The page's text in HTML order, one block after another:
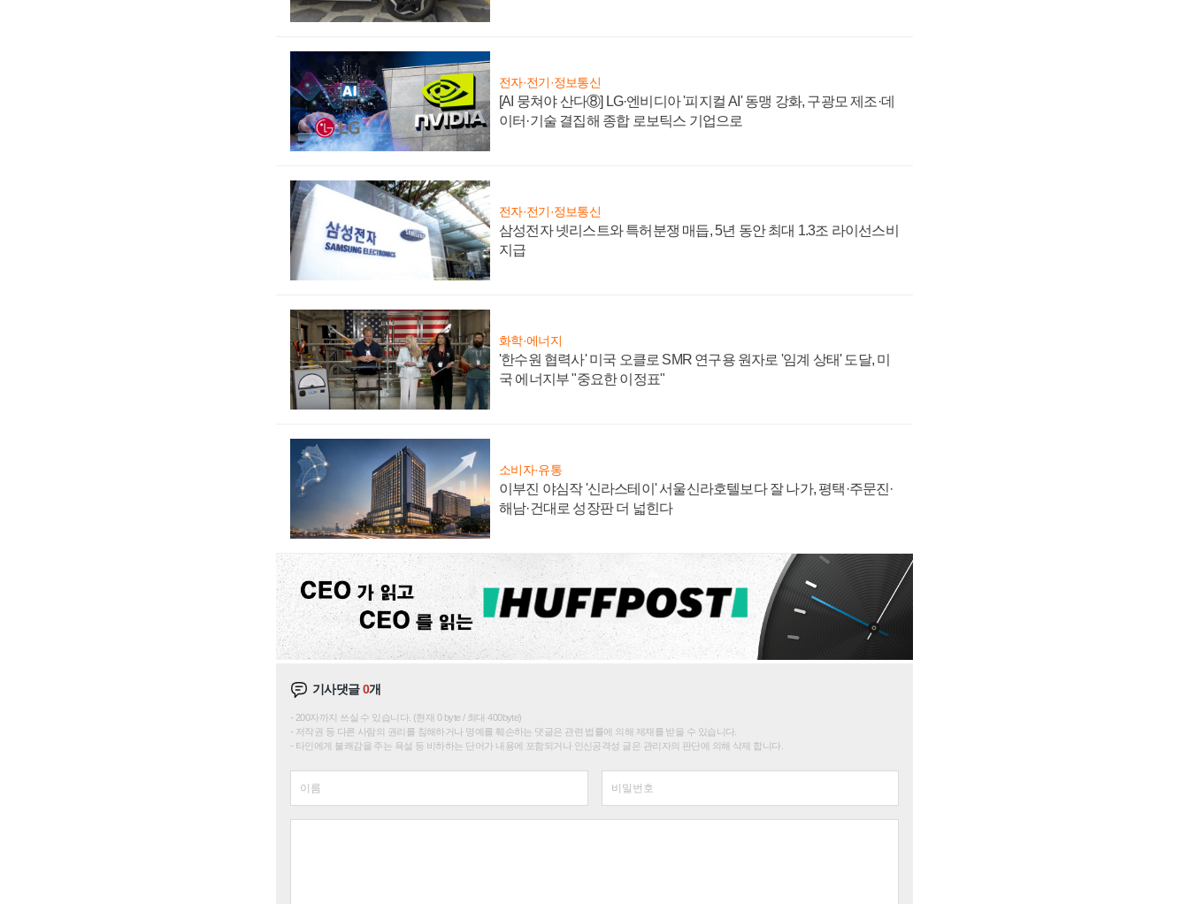
전자·전기·정보통신
[AI 뭉쳐야 산다⑧] LG·엔비디아 '피지컬 AI' 동맹 강화, 구광모 제조·데
이터·기술 결집해 종합 로보틱스 기업으로
전자·전기·정보통신
삼성전자 넷리스트와 특허분쟁 매듭, 5년 동안 최대 1.3조 라이선스비
지급
화학·에너지
'한수원 협력사' 미국 오클로 SMR 연구용 원자로 '임계 상태' 도달, 미
국 에너지부 "중요한 이정표"
소비자·유통
이부진 야심작 '신라스테이' 서울신라호텔보다 잘 나가, 평택·주문진·
해남·건대로 성장판 더 넓힌다
기사댓글0개
200자까지 쓰실 수 있습니다. (현재 0 byte / 최대 400byte)
저작권 등 다른 사람의 권리를 침해하거나 명예를 훼손하는 댓글은 관련 법률에 의해 제재를 받을 수 있습니다.
타인에게 불쾌감을 주는 욕설 등 비하하는 단어가 내용에 포함되거나 인신공격성 글은 관리자의 판단에 의해 삭제 합니다.